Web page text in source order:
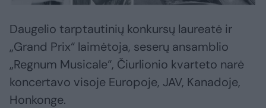
Daugelio tarptautinių konkursų laureatė ir
„Grand Prix“ laimėtoja, seserų ansamblio
„Regnum Musicale“, Čiurlionio kvarteto narė
koncertavo visoje Europoje, JAV, Kanadoje,
Honkonge.